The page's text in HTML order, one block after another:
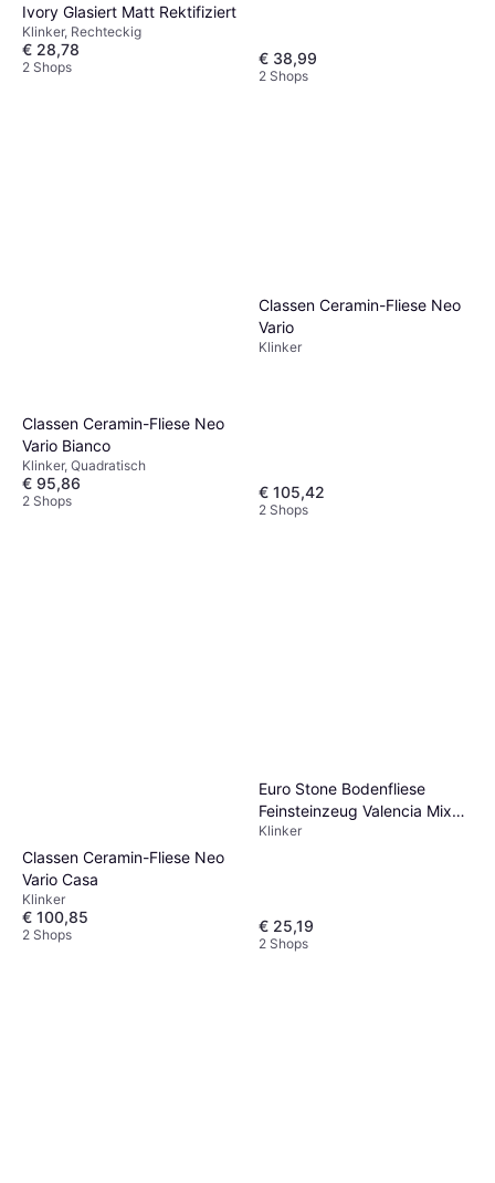
Ivory Glasiert Matt Rektifiziert
Klinker, Rechteckig
€ 28,78
2 Shops € 38,99
2 Shops
Classen Ceramin-Fliese Neo
Vario Bianco
Klinker, Quadratisch
€ 95,86
2 Shops
Classen Ceramin-Fliese Neo
Vario
Klinker
€ 105,42
2 Shops
Classen Ceramin-Fliese Neo
Vario Casa
Klinker
€ 100,85
2 Shops
Euro Stone Bodenfliese
Feinsteinzeug Valencia Mix
20 bunt
Klinker
€ 25,19
2 Shops